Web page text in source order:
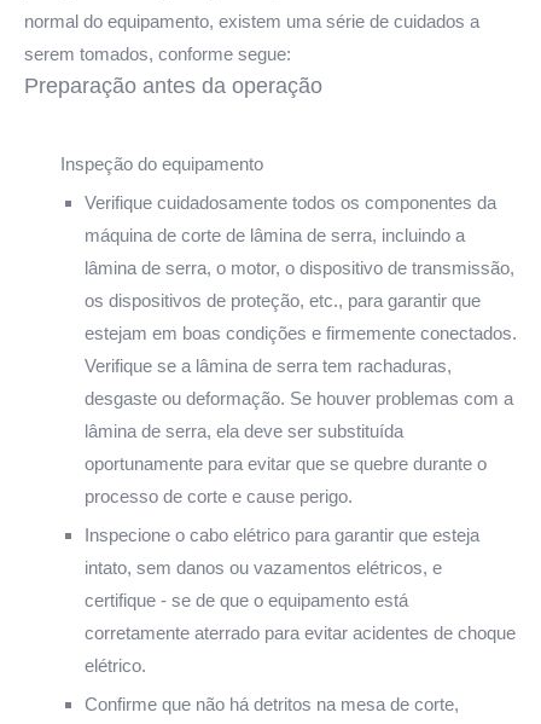
normal do equipamento, existem uma série de cuidados a
serem tomados, conforme segue:
Preparação antes da operação
Inspeção do equipamento
Verifique cuidadosamente todos os componentes da
máquina de corte de lâmina de serra, incluindo a
lâmina de serra, o motor, o dispositivo de transmissão,
os dispositivos de proteção, etc., para garantir que
estejam em boas condições e firmemente conectados.
Verifique se a lâmina de serra tem rachaduras,
desgaste ou deformação. Se houver problemas com a
lâmina de serra, ela deve ser substituída
oportunamente para evitar que se quebre durante o
processo de corte e cause perigo.
Inspecione o cabo elétrico para garantir que esteja
intato, sem danos ou vazamentos elétricos, e
certifique - se de que o equipamento está
corretamente aterrado para evitar acidentes de choque
elétrico.
Confirme que não há detritos na mesa de corte,